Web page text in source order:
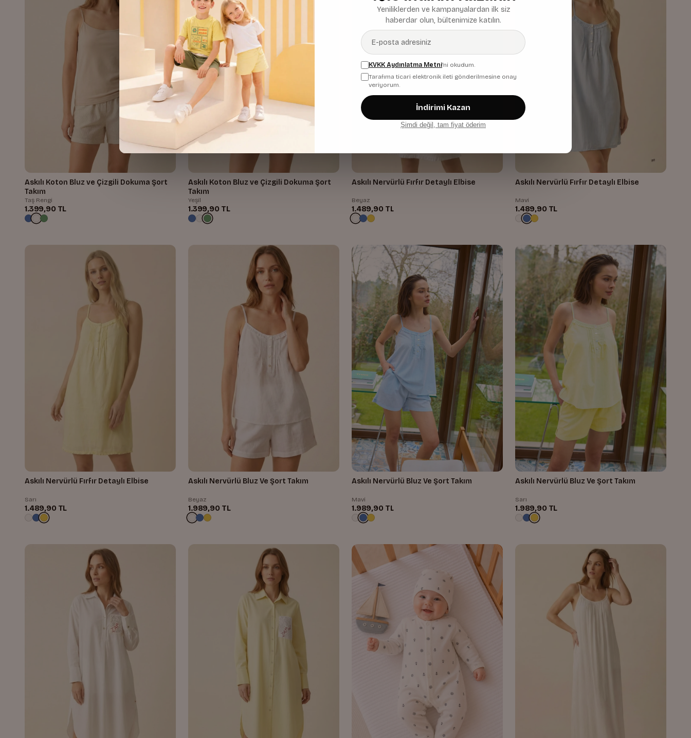
Askılı Koton Bluz ve Çizgili Dokuma Şort
Takım
Taş Rengi
1.399,90 TL
Askılı Koton Bluz ve Çizgili Dokuma Şort
Takım
Yeşil
1.399,90 TL
Askılı Nervürlü Fırfır Detaylı Elbise
Beyaz
1.489,90 TL
Askılı Nervürlü Fırfır Detaylı Elbise
Mavi
1.489,90 TL
Askılı Nervürlü Fırfır Detaylı Elbise
Sarı
1.489,90 TL
Askılı Nervürlü Bluz Ve Şort Takım
Beyaz
1.989,90 TL
Askılı Nervürlü Bluz Ve Şort Takım
Mavi
1.989,90 TL
Askılı Nervürlü Bluz Ve Şort Takım
Sarı
1.989,90 TL
Yeniliklerden ve kampanyalardan ilk siz
haberdar olun, bültenimize katılın.
KVKK Aydınlatma Metni'ni okudum.
Tarafıma ticari elektronik ileti gönderilmesine onay
veriyorum.
İndirimi Kazan
Şimdi değil, tam fiyat öderim